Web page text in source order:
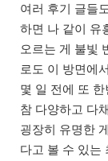
여러 후기 글들
하면 나 같이 유
오르는 게 불빛
로도 이 방면에
몇 일 전에 또
참 다양하고 다
굉장히 유명한
다고 볼 수 있는